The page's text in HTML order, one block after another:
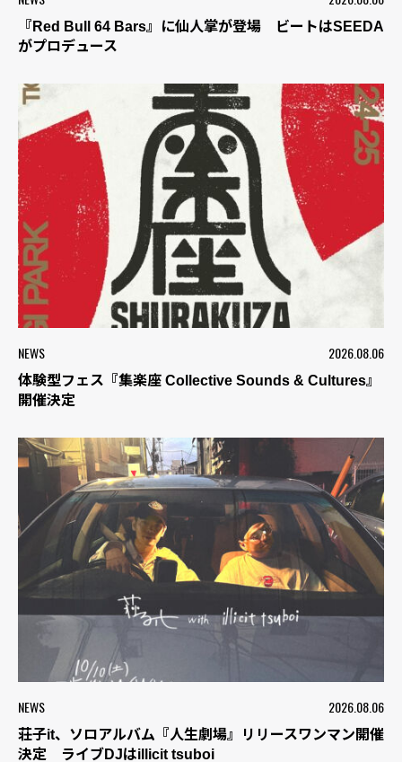
『Red Bull 64 Bars』に仙人掌が登場 ビートはSEEDA
がプロデュース
NEWS 2026.08.06
体験型フェス『集楽座 Collective Sounds & Cultures』
開催決定
NEWS 2026.08.06
荘子it、ソロアルバム『人生劇場』リリースワンマン開催
決定 ライブDJはillicit tsuboi